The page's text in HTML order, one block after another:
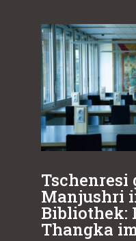
Tschenresi
Manjushri
Bibliothek:
Thangka